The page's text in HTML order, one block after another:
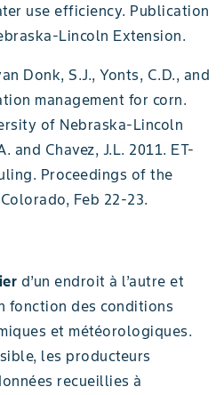
use efficiency. Publication
Lincoln Extension.
Donk, S.J., Yonts, C.D., and
management for corn.
of Nebraska-Lincoln
and Chavez, J.L. 2011. ET-
Proceedings of the
Feb 22-23.
d’un endroit à l’autre et
fonction des conditions
et météorologiques.
les producteurs
recueillies à